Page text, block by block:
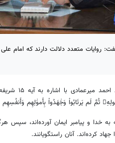
روایات متعدد دلالت دارند که امام
به آیه ۱۵ شریفه حجرات گفت: در این آیه می‌خوانیم
ثُمَّ لَم یَرتَابُواْ وَجَٰهَدُواْ بِأَموَٰلِهِم وَأَنفُسِهِم
خدا و پیامبر ایمان آورده‌اند، سپس
کرده‌اند. آنان راستگویانند.